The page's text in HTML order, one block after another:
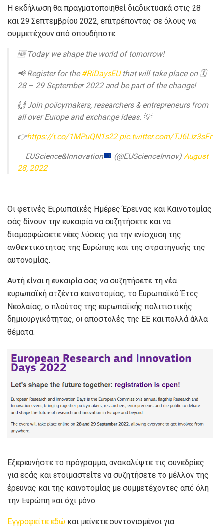
Η εκδήλωση θα πραγματοποιηθεί διαδικτυακά στις 28
και 29 Σεπτεμβρίου 2022, επιτρέποντας σε όλους να
συμμετέχουν από οπουδήποτε.
🆕 Today we shape the world of tomorrow!
📢 Register for the#RiDaysEUthat will take place on 🗓
28 – 29 September 2022 and be part of the change!
🙌 Join policymakers, researchers & entrepreneurs from
all over Europe and exchange ideas. 💡
👉https://t.co/1MPuQN1s22 pic.twitter.com/TJ6LIz3sFr
— EUScience&Innovation (@EUScienceInnov) August
28, 2022
Οι φετινές Ευρωπαϊκές Ημέρες Έρευνας και Καινοτομίας
σάς δίνουν την ευκαιρία να συζητήσετε και να
διαμορφώσετε νέες λύσεις για την ενίσχυση της
ανθεκτικότητας της Ευρώπης και της στρατηγικής της
αυτονομίας.
Αυτή είναι η ευκαιρία σας να συζητήσετε τη νέα
ευρωπαϊκή ατζέντα καινοτομίας, το Ευρωπαϊκό Έτος
Νεολαίας, ο πλούτος της ευρωπαϊκής πολιτιστικής
δημιουργικότητας, οι αποστολές της ΕΕ και πολλά άλλα
θέματα.
Εξερευνήστε το πρόγραμμα, ανακαλύψτε τις συνεδρίες
για εσάς και ετοιμαστείτε να συζητήσετε το μέλλον της
έρευνας και της καινοτομίας με συμμετέχοντες από όλη
την Ευρώπη και όχι μόνο.
Εγγραφείτε εδώ και μείνετε συντονισμένοι για